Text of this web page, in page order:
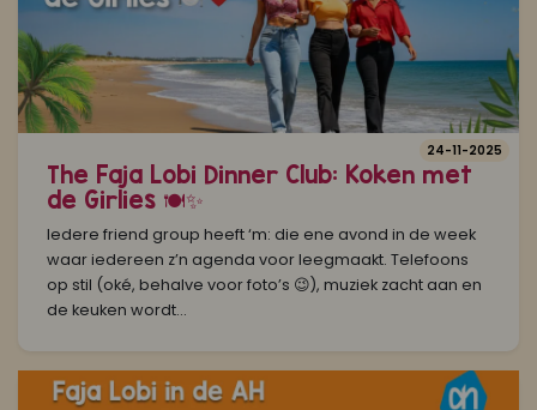
The Faja Lobi Dinner Club: Koken met
de Girlies 🍽️✨
Iedere friend group heeft ‘m: die ene avond in de week
waar iedereen z’n agenda voor leegmaakt. Telefoons
op stil (oké, behalve voor foto’s 😉), muziek zacht aan en
de keuken wordt...
24-11-2025